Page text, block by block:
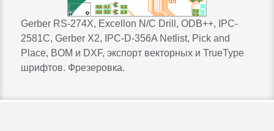
Gerber RS-274X, Excellon N/C Drill, ODB++, IPC-
2581C, Gerber X2, IPC-D-356A Netlist, Pick and
Place, BOM и DXF, экспорт векторных и TrueType
шрифтов. Фрезеровка.